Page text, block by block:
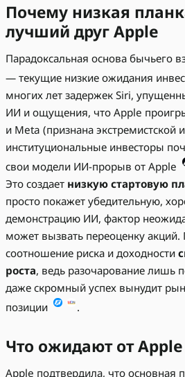
Почему низкая
лучший друг Apple
Парадоксальная основа бычьего
— текущие низкие ожидания
многих лет задержек Siri,
ИИ и ощущения, что Apple
и Meta (признана экстремистской
институциональные инвесторы
свои модели ИИ-прорыв от Apple
Это создает низкую стартовую
просто покажет убедительную,
демонстрацию ИИ, фактор
может вызвать переоценку
соотношение риска и доходности
роста, ведь разочарование лишь
даже скромный успех вынудит
позиции
.
Что ожидают от
Apple подтвердила, что основная